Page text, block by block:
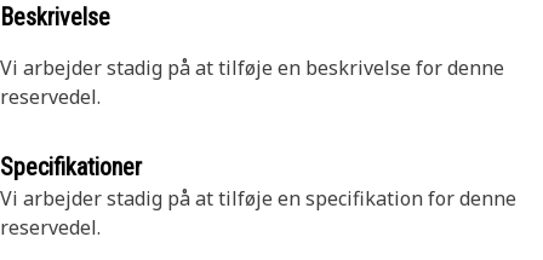
Beskrivelse
Vi arbejder stadig på at tilføje en beskrivelse for denne
reservedel.
Specifikationer
Vi arbejder stadig på at tilføje en specifikation for denne
reservedel.